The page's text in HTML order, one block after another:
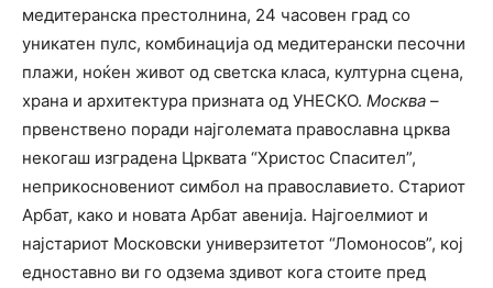
медитеранска престолнина, 24 часовен град со
уникатен пулс, комбинација од медитерански песочни
плажи, ноќен живот од светска класа, културна сцена,
храна и архитектура призната од УНЕСКО. Москва –
првенствено поради најголемата православна црква
некогаш изградена Црквата “Христос Спасител”,
неприкосновениот симбол на православието. Стариот
Арбат, како и новата Арбат авенија. Најгоелмиот и
најстариот Московски универзитетот “Ломоносов”, кој
едноставно ви го одзема здивот кога стоите пред